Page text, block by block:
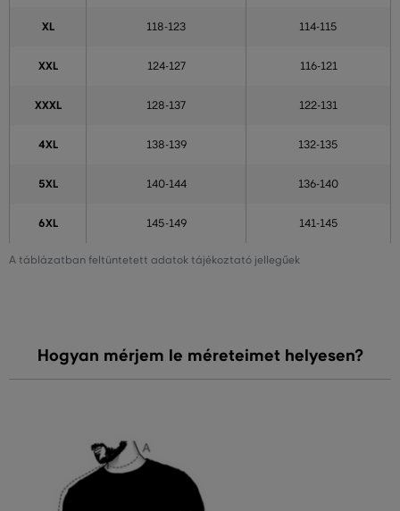
A táblázatban feltüntetett adatok tájékoztató jellegűek
XL 118-123 114-115
XXL 124-127 116-121
XXXL 128-137 122-131
4XL 138-139 132-135
5XL 140-144 136-140
6XL 145-149 141-145
Hogyan mérjem le méreteimet helyesen?